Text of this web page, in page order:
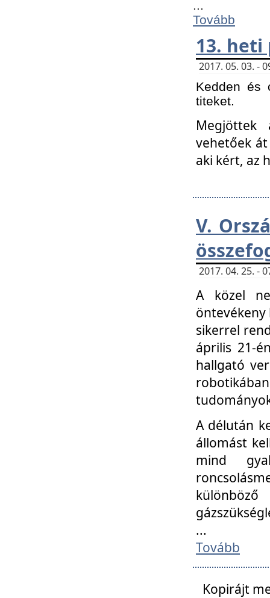
Tovább
13.
2017. 05. 03. -
Kedden és
titeket.
Megjöttek
vehetőek
aki kért, az
V.
2017. 04. 25. -
A közel
öntevékeny
sikerrel
április 21-
hallgató
A délután
állomást
mind
...
Tovább
Kopirájt